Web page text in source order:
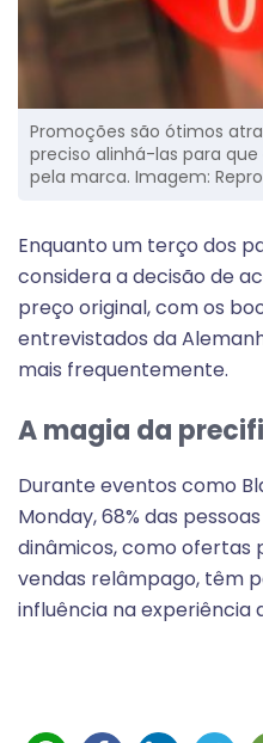
Promoções são ótimos
preciso alinhá-las para
pela marca. Imagem:
Enquanto um terço dos
considera a decisão de
preço original, com os
entrevistados da
mais frequentemente.
A magia da
Durante eventos como
Monday, 68% das
dinâmicos, como ofertas
vendas relâmpago, têm
influência na experiência